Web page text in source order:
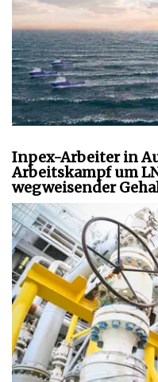
Inpex-Arbeiter in
Arbeitskampf um
wegweisender